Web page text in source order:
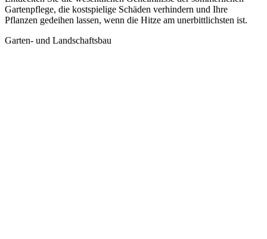
Gartenpflege, die kostspielige Schäden verhindern und Ihre
Pflanzen gedeihen lassen, wenn die Hitze am unerbittlichsten ist.
Garten- und Landschaftsbau